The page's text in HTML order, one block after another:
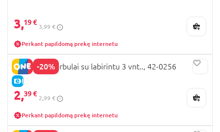
3,19 €
3,99 €
Perkant papildomą prekę internetu
-20%
E-KAINA
LOL muilo burbulai su labirintu 3 vnt.., 42-0256
2,39 €
2,99 €
Perkant papildomą prekę internetu